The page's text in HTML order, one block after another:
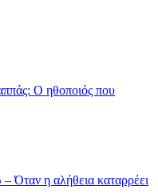
Ο ηθοποιός που
Όταν η αλήθεια καταρρέει